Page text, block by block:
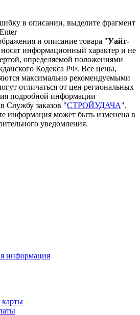
в описании, выделите фрагмент
и описание товара "Уайт-
информационный характер и не
определяемой положениями
Кодекса РФ. Все цены,
максимально рекомендуемыми
отличаться от цен региональных
подробной информации
Службу заказов "СТРОЙУДАЧА".
информация может быть изменена в
уведомления.
информация